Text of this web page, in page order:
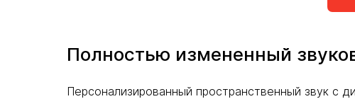
Полностью измененный
Персонализированный пространственный звук с